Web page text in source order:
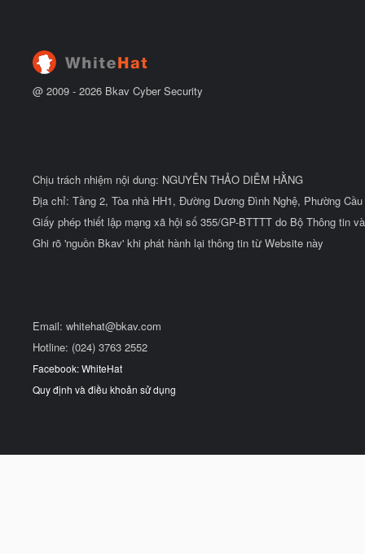
@ 2009 - 2026 Bkav Cyber Security
Chịu trách nhiệm nội dung: NGUYỄN THẢO DIỄM HẰNG
Địa chỉ: Tầng 2, Tòa nhà HH1, Đường Dương Đình Nghệ, Phường
Giấy phép thiết lập mạng xã hội số 355/GP-BTTTT do Bộ Thông tin
Ghi rõ 'nguồn Bkav' khi phát hành lại thông tin từ Website này
Email: whitehat@bkav.com
Hotline: (024) 3763 2552
Facebook: WhiteHat
Quy định và điều khoản sử dụng